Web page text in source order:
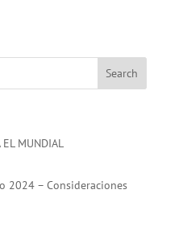
es
EL MUNDIAL
2024 – Consideraciones